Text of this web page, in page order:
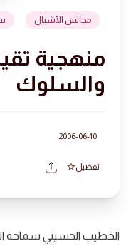
مجالس الأشبال
منهجية
والسلوك
2006-06-10
تفضيل
الخطيب الحسيني سماحة